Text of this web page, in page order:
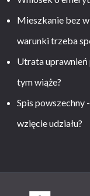
Mieszkanie bez
warunki trzeba
Utrata uprawnień
tym wiąże?
Spis powszechny
wzięcie udziału?